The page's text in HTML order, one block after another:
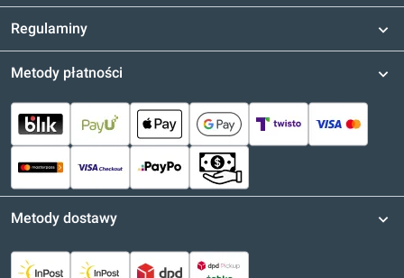
Regulaminy
Metody płatności
Metody dostawy